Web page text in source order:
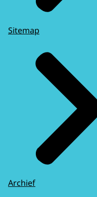
Sitemap
Archief